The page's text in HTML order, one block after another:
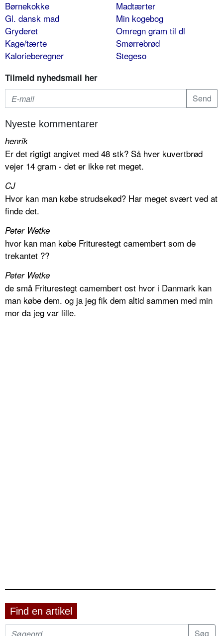
Børnekokke
Gl. dansk mad
Gryderet
Kage/tærte
Kalorieberegner
Madtærter
Min kogebog
Omregn gram til dl
Smørrebrød
Stegeso
Tilmeld nyhedsmail her
Nyeste kommentarer
henrik
Er det rigtigt angivet med 48 stk? Så hver kuvertbrød
vejer 14 gram - det er ikke ret meget.
CJ
Hvor kan man købe strudsekød? Har meget svært ved at
finde det.
Peter Wetke
hvor kan man købe Friturestegt camembert som de
trekantet ??
Peter Wetke
de små Friturestegt camembert ost hvor i Danmark kan
man købe dem. og ja jeg fik dem altid sammen med min
mor da jeg var lille.
Find en artikel